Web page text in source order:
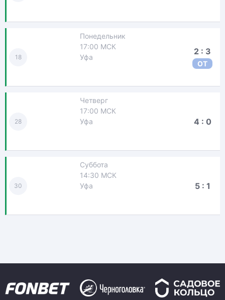
18
Понедельник
17:00 МСК
Уфа
2 : 3
ОТ
28
Четверг
17:00 МСК
Уфа
4 : 0
30
Суббота
14:30 МСК
Уфа
5 : 1